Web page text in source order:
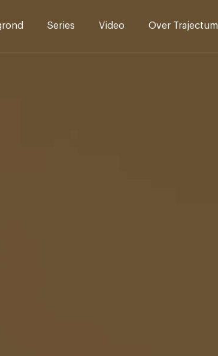
Series Video Over Trajectum